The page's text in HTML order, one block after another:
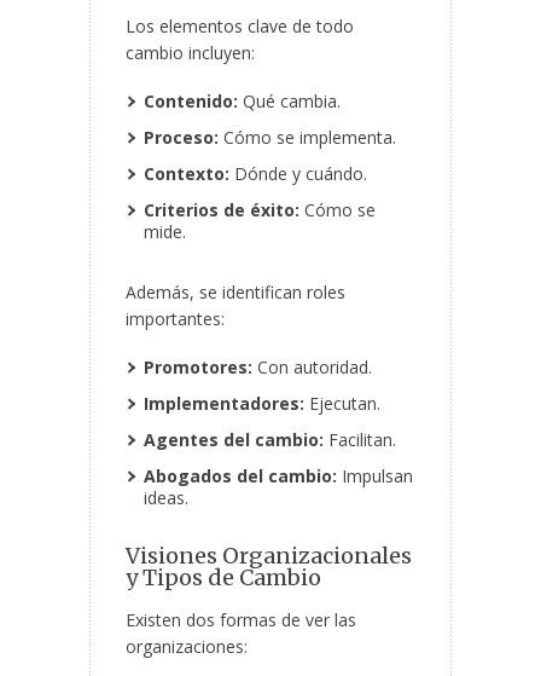
Los elementos clave de todo
cambio incluyen:
Contenido: Qué cambia.
Proceso: Cómo se implementa.
Contexto: Dónde y cuándo.
Criterios de éxito: Cómo se
mide.
Además, se identifican roles
importantes:
Promotores: Con autoridad.
Implementadores: Ejecutan.
Agentes del cambio: Facilitan.
Abogados del cambio: Impulsan
ideas.
Visiones Organizacionales
y Tipos de Cambio
Existen dos formas de ver las
organizaciones: